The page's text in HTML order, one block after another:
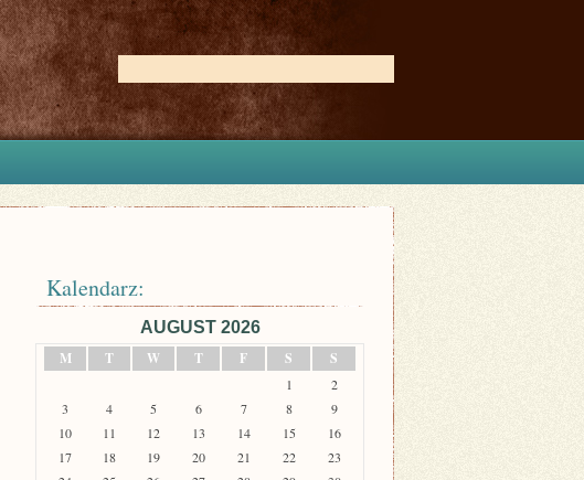
Kalendarz:
AUGUST 2026
M
T W T F S S
1
2
3
4 5 6 7 8
9
10
11 12 13 14 15
16
17
18 19 20 21 22
23